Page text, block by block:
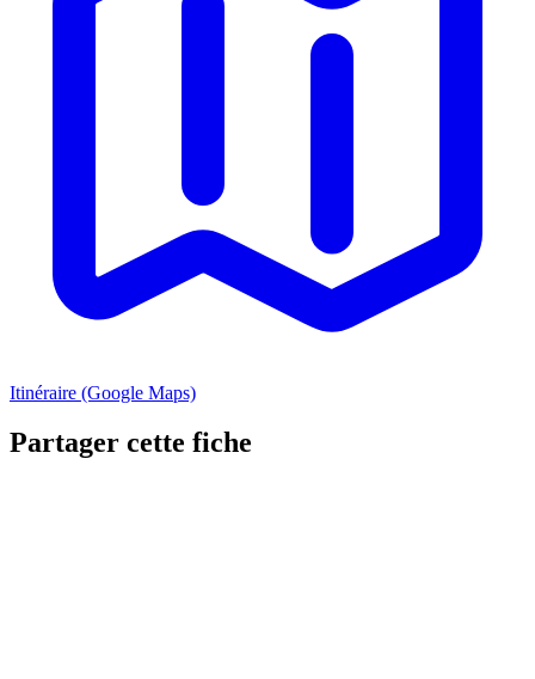
Itinéraire (Google Maps)
Partager cette fiche